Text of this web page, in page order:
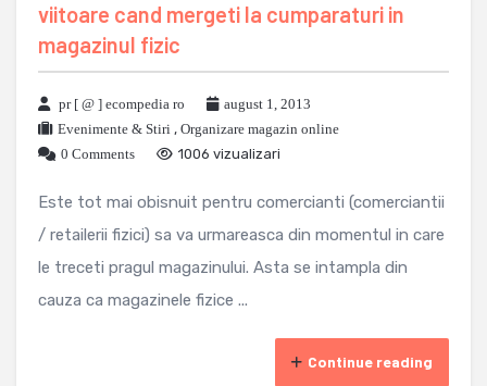
viitoare cand mergeti la cumparaturi in
magazinul fizic
pr [ @ ] ecompedia ro
august 1, 2013
Evenimente & Stiri , Organizare magazin online
0 Comments
1006 vizualizari
Este tot mai obisnuit pentru comercianti (comerciantii
/ retailerii fizici) sa va urmareasca din momentul in care
le treceti pragul magazinului. Asta se intampla din
cauza ca magazinele fizice ...
Continue reading